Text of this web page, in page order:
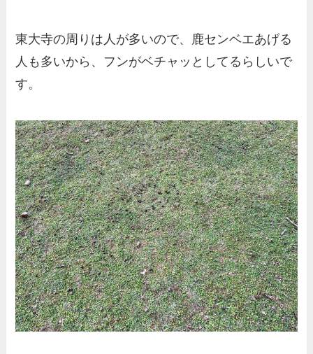
東大寺の周りは人が多いので、鹿センベエあげる
人も多いから、フンがベチャッとしてるらしいで
す。